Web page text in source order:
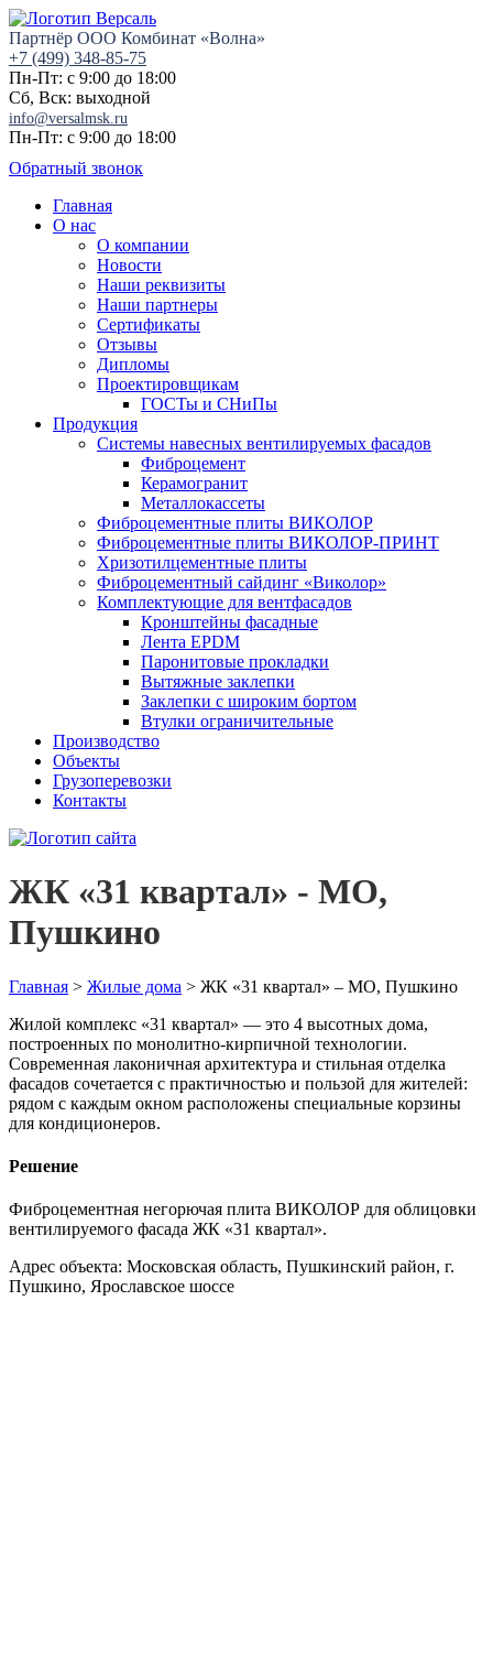
Партнёр ООО Комбинат «Волна»
+7 (499) 348-85-75
Пн-Пт: с 9:00 до 18:00
Сб, Вск: выходной
info@versalmsk.ru
Пн-Пт: с 9:00 до 18:00
Обратный звонок
Главная
О нас
О компании
Новости
Наши реквизиты
Наши партнеры
Сертификаты
Отзывы
Дипломы
Проектировщикам
ГОСТы и СНиПы
Продукция
Системы навесных вентилируемых фасадов
Фиброцемент
Керамогранит
Металлокассеты
Фиброцементные плиты ВИКОЛОР
Фиброцементные плиты ВИКОЛОР-ПРИНТ
Хризотилцементные плиты
Фиброцементный сайдинг «Виколор»
Комплектующие для вентфасадов
Кронштейны фасадные
Лента EPDM
Паронитовые прокладки
Вытяжные заклепки
Заклепки с широким бортом
Втулки ограничительные
Производство
Объекты
Грузоперевозки
Контакты
ЖК «31 квартал» - МО,
Пушкино
Главная > Жилые дома > ЖК «31 квартал» – МО, Пушкино
Жилой комплекс «31 квартал» — это 4 высотных дома,
построенных по монолитно-кирпичной технологии.
Современная лаконичная архитектура и стильная отделка
фасадов сочетается с практичностью и пользой для жителей:
рядом с каждым окном расположены специальные корзины
для кондиционеров.
Решение
Фиброцементная негорючая плита ВИКОЛОР для облицовки
вентилируемого фасада ЖК «31 квартал».
Адрес объекта: Московская область, Пушкинский район, г.
Пушкино, Ярославское шоссе